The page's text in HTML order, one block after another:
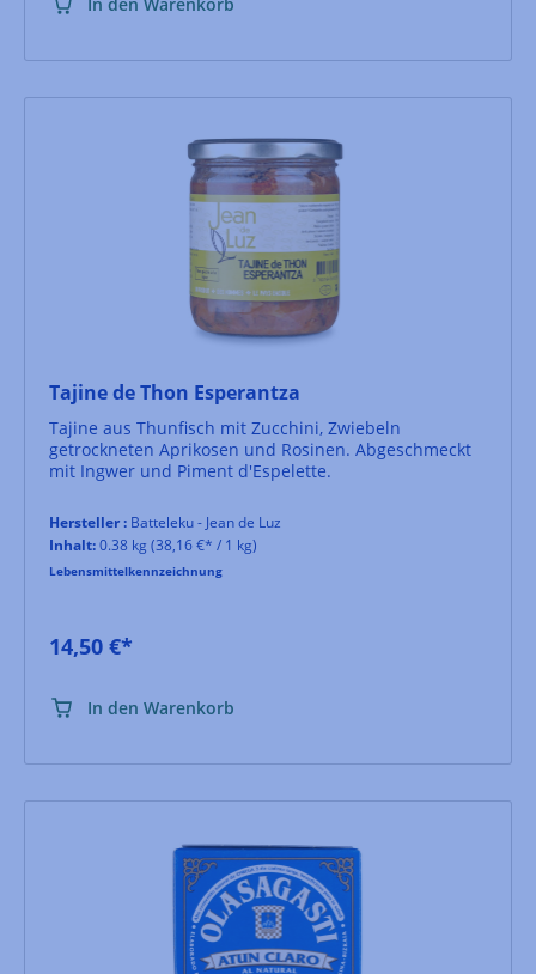
Tajine de Thon Esperantza
Tajine aus Thunfisch mit Zucchini, Zwiebeln
getrockneten Aprikosen und Rosinen. Abgeschmeckt
mit Ingwer und Piment d'Espelette.
Hersteller : Batteleku - Jean de Luz
Inhalt:0.38 kg (38,16 €* / 1 kg)
Lebensmittelkennzeichnung
14,50 €*
In den Warenkorb